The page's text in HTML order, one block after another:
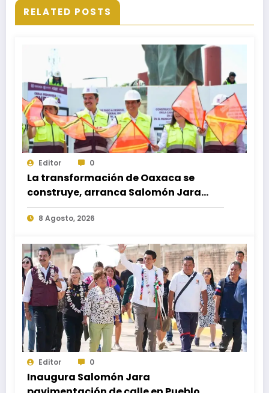
RELATED POSTS
Editor 0
La transformación de Oaxaca se
construye, arranca Salomón Jara
obra del paso a desnivel en la
carretera federal 190 kilómetro 184 +
8 Agosto, 2026
Editor 0
Inaugura Salomón Jara